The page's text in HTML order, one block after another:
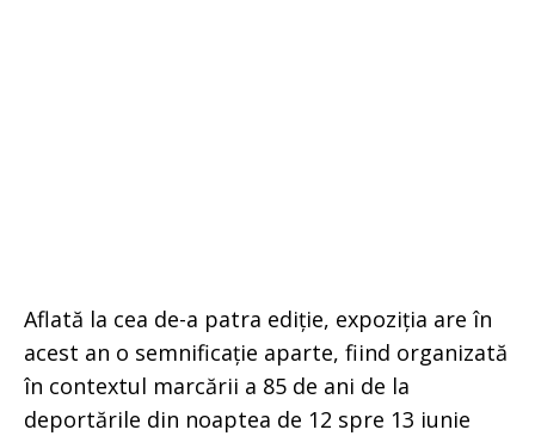
Aflată la cea de-a patra ediție, expoziția are în
acest an o semnificație aparte, fiind organizată
în contextul marcării a 85 de ani de la
deportările din noaptea de 12 spre 13 iunie